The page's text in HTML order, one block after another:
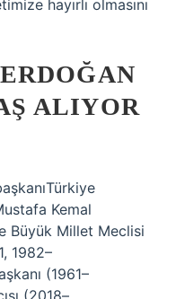
hayırlı olmasını
ALIYOR
Kemal
Büyük Millet Meclisi
1982–
(1961–
(2018–